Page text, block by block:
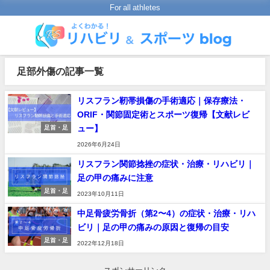
For all athletes
足部外傷の記事一覧
足首・足
リスフラン靭帯損傷の手術適応｜保存療法・
ORIF・関節固定術とスポーツ復帰【文献レビ
ュー】
2026年6月24日
足首・足
リスフラン関節捻挫の症状・治療・リハビリ｜
足の甲の痛みに注意
2023年10月11日
足首・足
中足骨疲労骨折（第2〜4）の症状・治療・リハ
ビリ｜足の甲の痛みの原因と復帰の目安
2022年12月18日